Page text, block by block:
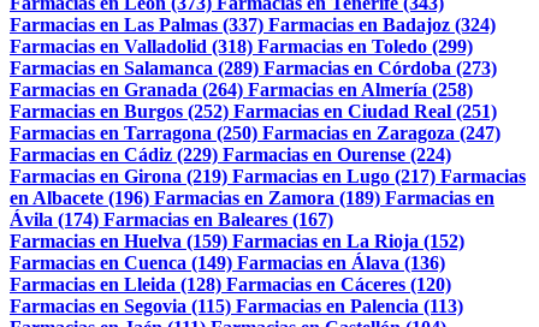
Farmacias en Las Palmas (337) Farmacias en Badajoz (324)
Farmacias en Valladolid (318) Farmacias en Toledo (299)
Farmacias en Salamanca (289) Farmacias en Córdoba (273)
Farmacias en Granada (264) Farmacias en Almería (258)
Farmacias en Burgos (252) Farmacias en Ciudad Real (251)
Farmacias en Tarragona (250) Farmacias en Zaragoza (247)
Farmacias en Cádiz (229) Farmacias en Ourense (224)
Farmacias en Girona (219) Farmacias en Lugo (217) Farmacias
en Albacete (196) Farmacias en Zamora (189) Farmacias en
Ávila (174) Farmacias en Baleares (167)
Farmacias en Huelva (159) Farmacias en La Rioja (152)
Farmacias en Cuenca (149) Farmacias en Álava (136)
Farmacias en Lleida (128) Farmacias en Cáceres (120)
Farmacias en Segovia (115) Farmacias en Palencia (113)